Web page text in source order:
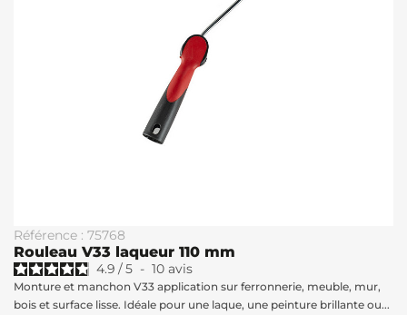
Référence : 75768
Rouleau V33 laqueur 110 mm
4.9 /5 - 10 avis
Monture et manchon V33 application sur ferronnerie, meuble, mur,
bois et surface lisse. Idéale pour une laque, une peinture brillante ou...